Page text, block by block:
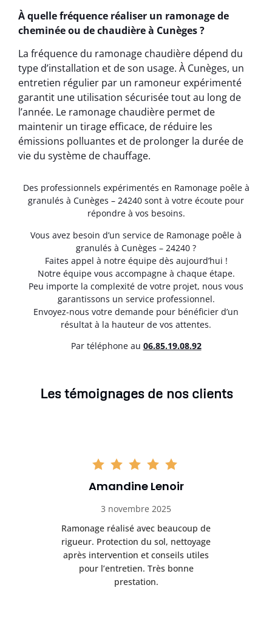
À quelle fréquence réaliser un ramonage de
cheminée ou de chaudière à Cunèges ?
La fréquence du ramonage chaudière dépend du
type d’installation et de son usage. À Cunèges, un
entretien régulier par un ramoneur expérimenté
garantit une utilisation sécurisée tout au long de
l’année. Le ramonage chaudière permet de
maintenir un tirage efficace, de réduire les
émissions polluantes et de prolonger la durée de
vie du système de chauffage.
Des professionnels expérimentés en Ramonage poêle à
granulés à Cunèges – 24240 sont à votre écoute pour
répondre à vos besoins.
Vous avez besoin d’un service de Ramonage poêle à
granulés à Cunèges – 24240 ?
Faites appel à notre équipe dès aujourd’hui !
Notre équipe vous accompagne à chaque étape.
Peu importe la complexité de votre projet, nous vous
garantissons un service professionnel.
Envoyez-nous votre demande pour bénéficier d’un
résultat à la hauteur de vos attentes.
Par téléphone au 06.85.19.08.92
Les témoignages de nos clients
Amandine Lenoir
3 novembre 2025
Ramonage réalisé avec beaucoup de
rigueur. Protection du sol, nettoyage
après intervention et conseils utiles
pour l’entretien. Très bonne
prestation.